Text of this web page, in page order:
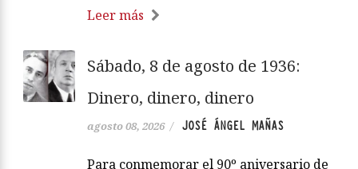
Leer más
Sábado, 8 de agosto de 1936:
Dinero, dinero, dinero
agosto 08, 2026 / JOSÉ ÁNGEL MAÑAS
Para conmemorar el 90º aniversario de